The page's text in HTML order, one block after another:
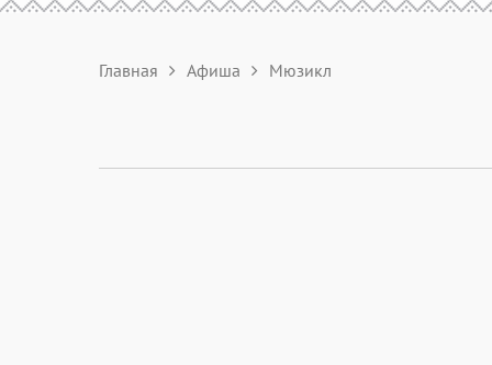
Главная Афиша Мюзикл